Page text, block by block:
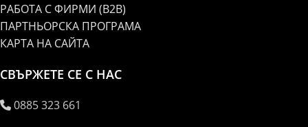
РАБОТА С ФИРМИ (B2B)
ПАРТНЬОРСКА ПРОГРАМА
КАРТА НА САЙТА
СВЪРЖЕТЕ СЕ С НАС
0885 323 661